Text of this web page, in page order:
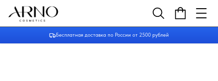
Бесплатная доставка по России от 2500 рублей